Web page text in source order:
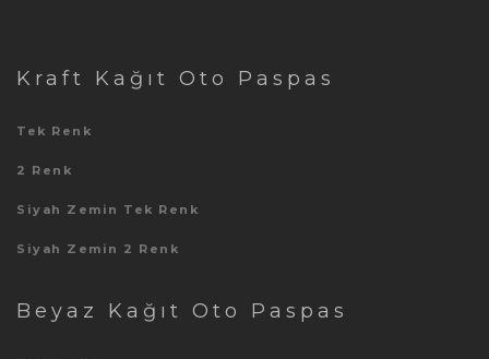
Kraft Kağıt Oto Paspas
Tek Renk
2 Renk
Siyah Zemin Tek Renk
Siyah Zemin 2 Renk
Beyaz Kağıt Oto Paspas